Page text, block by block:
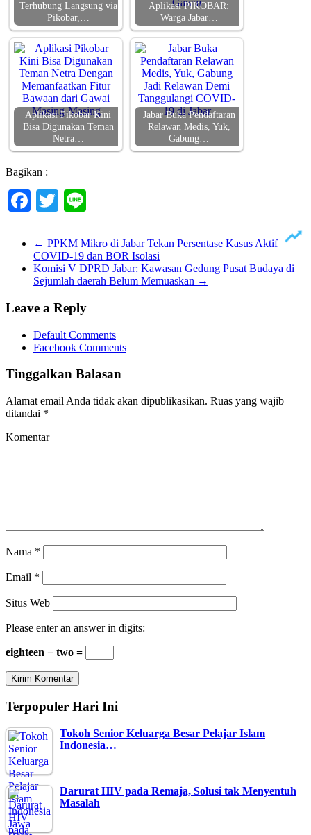
Terhubung Langsung via
Pikobar,…
Aplikasi PIKOBAR:
Warga Jabar…
Aplikasi Pikobar Kini
Bisa Digunakan Teman
Netra…
Jabar Buka Pendaftaran
Relawan Medis, Yuk,
Gabung…
Bagikan :
Facebook
Twitter
← PPKM Mikro di Jabar Tekan Persentase Kasus Aktif
COVID-19 dan BOR Isolasi
Komisi V DPRD Jabar: Kawasan Gedung Pusat Budaya di
Sejumlah daerah Belum Memuaskan →
Leave a Reply
Default Comments
Facebook Comments
Tinggalkan Balasan
Alamat email Anda tidak akan dipublikasikan. Ruas yang wajib
ditandai *
Komentar
Nama *
Email *
Situs Web
Please enter an answer in digits:
eighteen − two =
Terpopuler Hari Ini
Tokoh Senior Keluarga Besar Pelajar Islam
Indonesia…
Darurat HIV pada Remaja, Solusi tak Menyentuh
Masalah